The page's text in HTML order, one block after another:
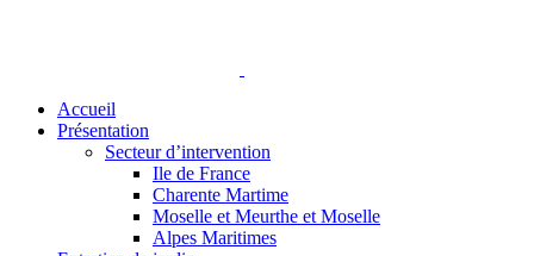
Accueil
Présentation
Secteur d’intervention
Ile de France
Charente Martime
Moselle et Meurthe et Moselle
Alpes Maritimes